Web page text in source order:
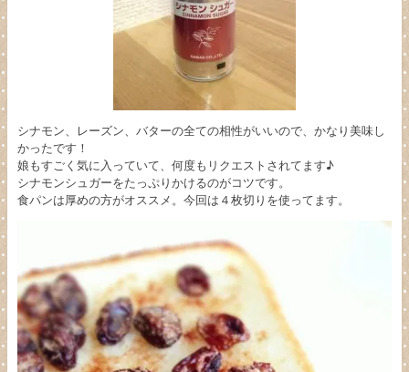
シナモン、レーズン、バターの全ての相性がいいので、かなり美味し
かったです！
娘もすごく気に入っていて、何度もリクエストされてます♪
シナモンシュガーをたっぷりかけるのがコツです。
食パンは厚めの方がオススメ。今回は４枚切りを使ってます。